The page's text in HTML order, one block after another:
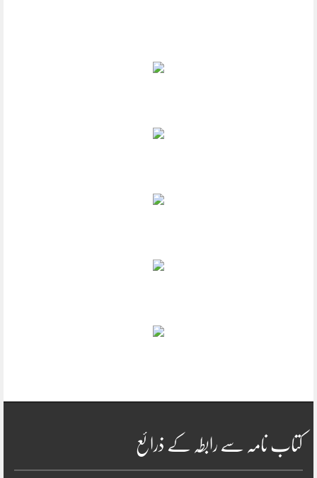
کتاب نامہ سے رابطہ کے ذرائع